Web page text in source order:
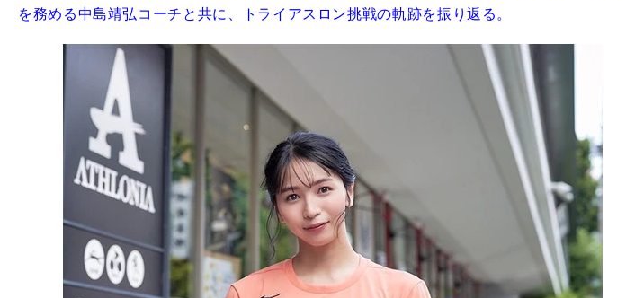
を務める中島靖弘コーチと共に、トライアスロン挑戦の軌跡を振り返る。